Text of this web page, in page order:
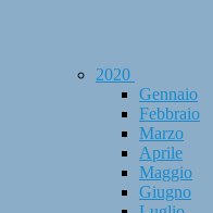
2020
Gennaio
Febbraio
Marzo
Aprile
Maggio
Giugno